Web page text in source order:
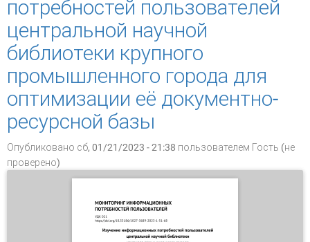
потребностей пользователей
центральной научной
библиотеки крупного
промышленного города для
оптимизации её документно-
ресурсной базы
Опубликовано сб, 01/21/2023 - 21:38 пользователем Гость (не
проверено)